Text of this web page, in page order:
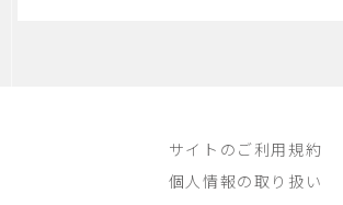
サイトのご利用規約
個人情報の取り扱い